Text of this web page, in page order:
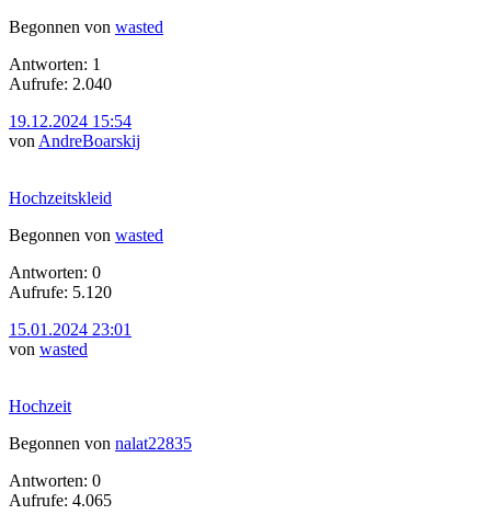
Begonnen von wasted
Antworten: 1
Aufrufe: 2.040
19.12.2024 15:54
von AndreBoarskij
Hochzeitskleid
Begonnen von wasted
Antworten: 0
Aufrufe: 5.120
15.01.2024 23:01
von wasted
Hochzeit
Begonnen von nalat22835
Antworten: 0
Aufrufe: 4.065